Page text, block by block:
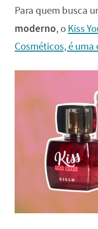
Para quem busca
moderno, oKiss
Cosméticos, é